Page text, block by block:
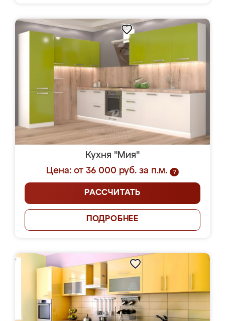
Кухня "Мия"
Цена: от 36 000 руб. за п.м.
?
РАССЧИТАТЬ
ПОДРОБНЕЕ